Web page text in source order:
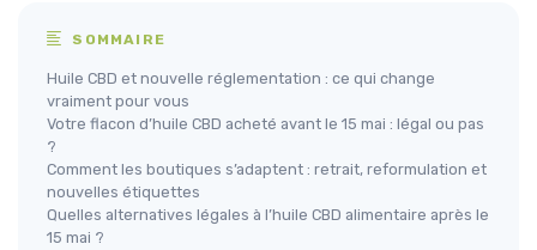
SOMMAIRE
Huile CBD et nouvelle réglementation : ce qui change
vraiment pour vous
Votre flacon d’huile CBD acheté avant le 15 mai : légal ou pas
?
Comment les boutiques s’adaptent : retrait, reformulation et
nouvelles étiquettes
Quelles alternatives légales à l’huile CBD alimentaire après le
15 mai ?